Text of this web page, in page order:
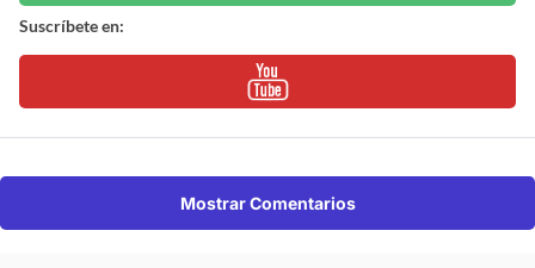
Suscríbete en:
Mostrar Comentarios